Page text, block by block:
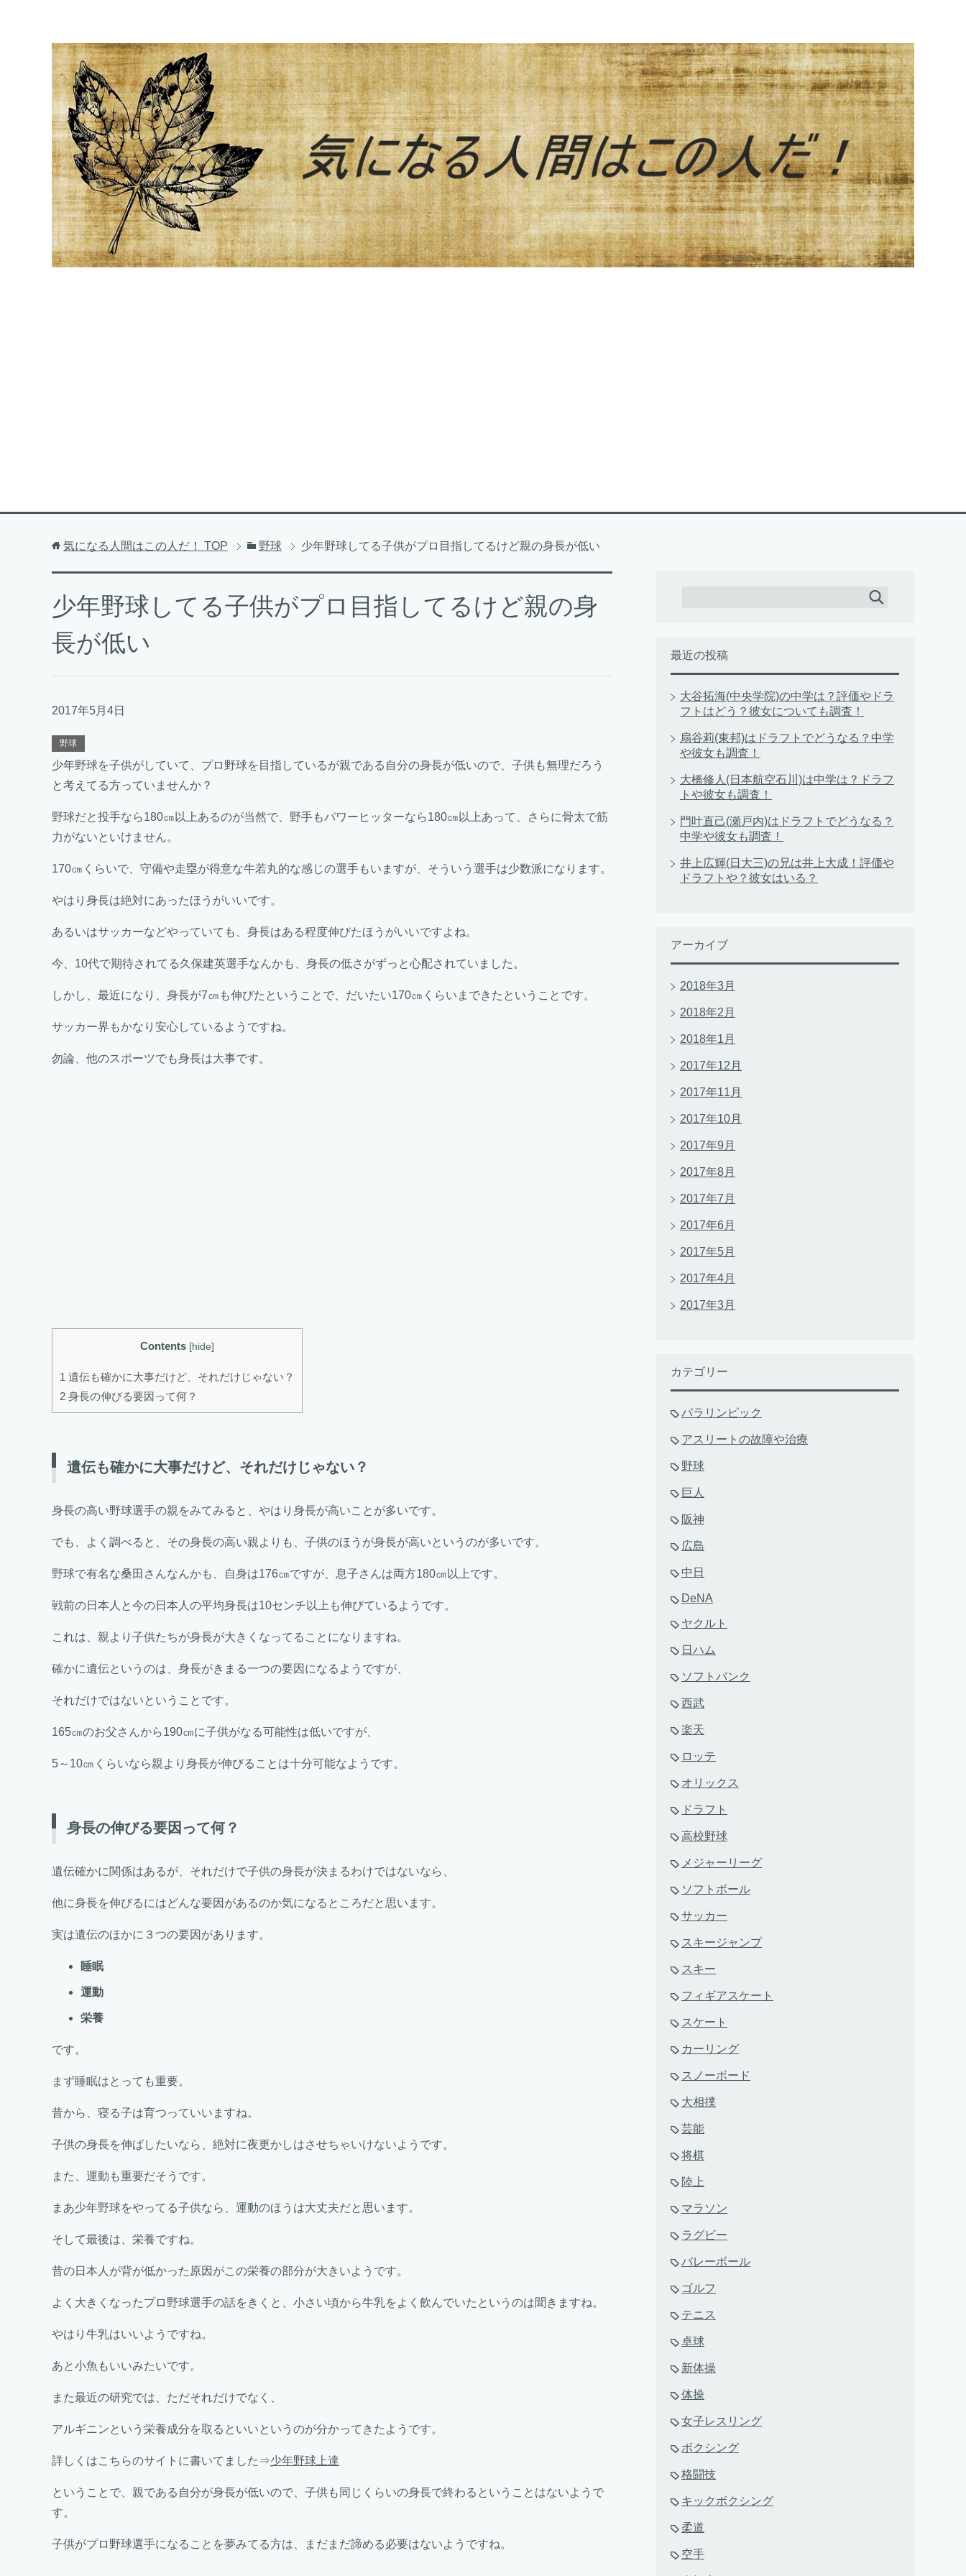
気になる人間はこの人だ！ TOP 野球 少年野球してる子供がプロ目指してるけど親の身長が低い
少年野球してる子供がプロ目指してるけど親の身
長が低い
2017年5月4日
野球
少年野球を子供がしていて、プロ野球を目指しているが親である自分の身長が低いので、子供も無理だろう
と考えてる方っていませんか？
野球だと投手なら180㎝以上あるのが当然で、野手もパワーヒッターなら180㎝以上あって、さらに骨太で筋
力がないといけません。
170㎝くらいで、守備や走塁が得意な牛若丸的な感じの選手もいますが、そういう選手は少数派になります。
やはり身長は絶対にあったほうがいいです。
あるいはサッカーなどやっていても、身長はある程度伸びたほうがいいですよね。
今、10代で期待されてる久保建英選手なんかも、身長の低さがずっと心配されていました。
しかし、最近になり、身長が7㎝も伸びたということで、だいたい170㎝くらいまできたということです。
サッカー界もかなり安心しているようですね。
勿論、他のスポーツでも身長は大事です。
Contents [hide]
1 遺伝も確かに大事だけど、それだけじゃない？
2 身長の伸びる要因って何？
遺伝も確かに大事だけど、それだけじゃない？
身長の高い野球選手の親をみてみると、やはり身長が高いことが多いです。
でも、よく調べると、その身長の高い親よりも、子供のほうが身長が高いというのが多いです。
野球で有名な桑田さんなんかも、自身は176㎝ですが、息子さんは両方180㎝以上です。
戦前の日本人と今の日本人の平均身長は10センチ以上も伸びているようです。
これは、親より子供たちが身長が大きくなってることになりますね。
確かに遺伝というのは、身長がきまる一つの要因になるようですが、
それだけではないということです。
165㎝のお父さんから190㎝に子供がなる可能性は低いですが、
5～10㎝くらいなら親より身長が伸びることは十分可能なようです。
身長の伸びる要因って何？
遺伝確かに関係はあるが、それだけで子供の身長が決まるわけではないなら、
他に身長を伸びるにはどんな要因があるのか気になるところだと思います。
実は遺伝のほかに３つの要因があります。
睡眠
運動
栄養
です。
まず睡眠はとっても重要。
昔から、寝る子は育つっていいますね。
子供の身長を伸ばしたいなら、絶対に夜更かしはさせちゃいけないようです。
また、運動も重要だそうです。
まあ少年野球をやってる子供なら、運動のほうは大丈夫だと思います。
そして最後は、栄養ですね。
昔の日本人が背が低かった原因がこの栄養の部分が大きいようです。
よく大きくなったプロ野球選手の話をきくと、小さい頃から牛乳をよく飲んでいたというのは聞きますね。
やはり牛乳はいいようですね。
あと小魚もいいみたいです。
また最近の研究では、ただそれだけでなく、
アルギニンという栄養成分を取るといいというのが分かってきたようです。
詳しくはこちらのサイトに書いてました⇒少年野球上達
ということで、親である自分が身長が低いので、子供も同じくらいの身長で終わるということはないようで
す。
子供がプロ野球選手になることを夢みてる方は、まだまだ諦める必要はないようですね。
最近の投稿
大谷拓海(中央学院)の中学は？評価やドラ
フトはどう？彼女についても調査！
扇谷莉(東邦)はドラフトでどうなる？中学
や彼女も調査！
大橋修人(日本航空石川)は中学は？ドラフ
トや彼女も調査！
門叶直己(瀬戸内)はドラフトでどうなる？
中学や彼女も調査！
井上広輝(日大三)の兄は井上大成！評価や
ドラフトや？彼女はいる？
アーカイブ
2018年3月
2018年2月
2018年1月
2017年12月
2017年11月
2017年10月
2017年9月
2017年8月
2017年7月
2017年6月
2017年5月
2017年4月
2017年3月
カテゴリー
パラリンピック
アスリートの故障や治療
野球
巨人
阪神
広島
中日
DeNA
ヤクルト
日ハム
ソフトバンク
西武
楽天
ロッテ
オリックス
ドラフト
高校野球
メジャーリーグ
ソフトボール
サッカー
スキージャンプ
スキー
フィギアスケート
スケート
カーリング
スノーボード
大相撲
芸能
将棋
陸上
マラソン
ラグビー
バレーボール
ゴルフ
テニス
卓球
新体操
体操
女子レスリング
ボクシング
格闘技
キックボクシング
柔道
空手